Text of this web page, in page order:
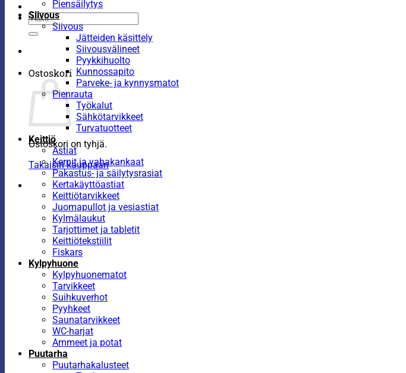
Etsi:
Ostoskori
Ostoskori on tyhjä.
Takaisin kauppaan
Piensäilytys
Siivous
Siivous
Jätteiden käsittely
Siivousvälineet
Pyykkihuolto
Kunnossapito
Parveke- ja kynnysmatot
Pienrauta
Työkalut
Sähkötarvikkeet
Turvatuotteet
Keittiö
Astiat
Kernit ja vahakankaat
Pakastus- ja säilytysrasiat
Kertakäyttöastiat
Keittiötarvikkeet
Juomapullot ja vesiastiat
Kylmälaukut
Tarjottimet ja tabletit
Keittiötekstiilit
Fiskars
Kylpyhuone
Kylpyhuonematot
Tarvikkeet
Suihkuverhot
Pyyhkeet
Saunatarvikkeet
WC-harjat
Ammeet ja potat
Puutarha
Puutarhakalusteet